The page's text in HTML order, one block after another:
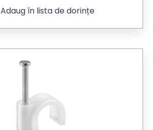
Adaug în lista de dorințe